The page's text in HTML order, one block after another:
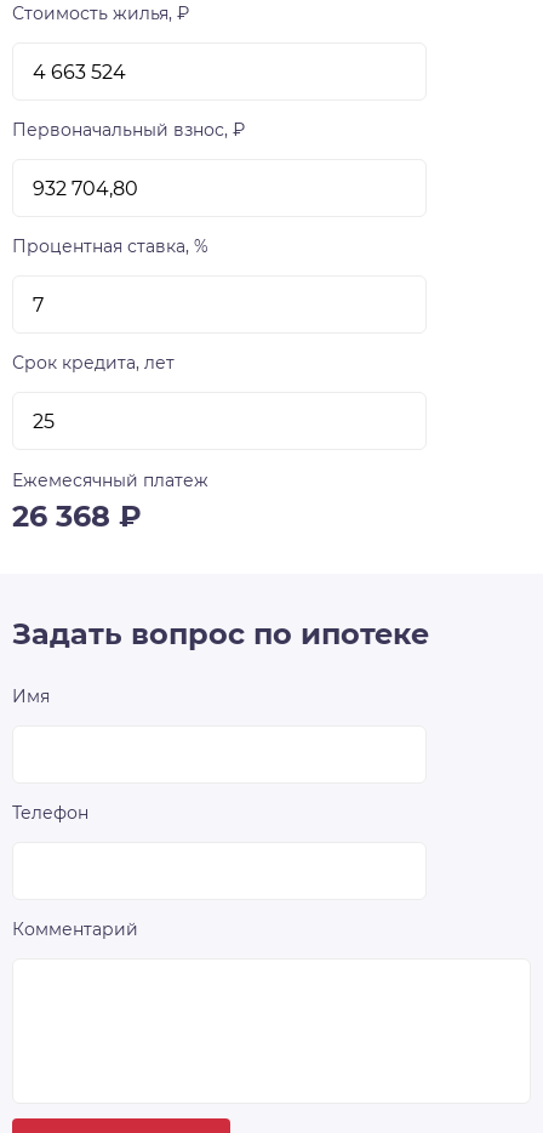
Стоимость жилья, ₽
Первоначальный взнос, ₽
Процентная ставка, %
Срок кредита, лет
Ежемесячный платеж
26 368 ₽
Задать вопрос по ипотеке
Имя
Телефон
Комментарий